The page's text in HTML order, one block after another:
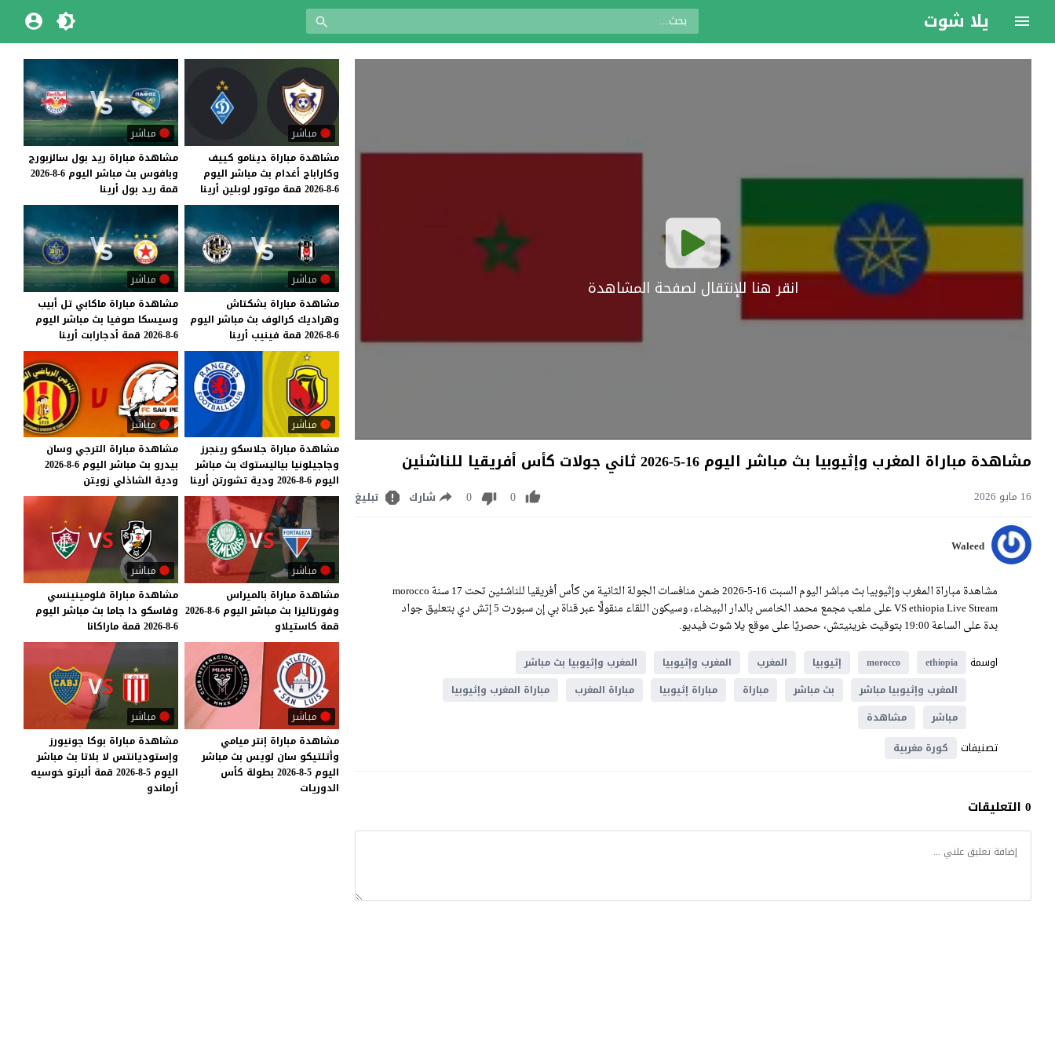
يلا شوت
انقر هنا للإنتقال لصفحة المشاهدة
مشاهدة مباراة المغرب وإثيوبيا بث مباشر اليوم 16-5-2026 ثاني جولات كأس أفريقيا للناشئين
16 مايو 2026 0
0 شارك تبليغ
Waleed
مشاهدة مباراة المغرب وإثيوبيا بث مباشر اليوم السبت 16-5-2026 ضمن منافسات الجولة الثانية من كأس أفريقيا للناشئين تحت 17 سنة morocco
VS ethiopia Live Stream على ملعب مجمع محمد الخامس بالدار البيضاء، وسيكون اللقاء منقولًا عبر قناة بي إن سبورت 5 إتش دي بتعليق جواد
بدة على الساعة 19:00 بتوقيت غرينيتش، حصريًا على موقع يلا شوت فيديو.
اوسمة
ethiopia
morocco إثيوبيا المغرب المغرب وإثيوبيا
المغرب وإثيوبيا بث مباشر
المغرب وإثيوبيا مباشر
بث مباشر مباراة مباراة إثيوبيا مباراة المغرب
مباراة المغرب وإثيوبيا
مباشر
مشاهدة
تصنيفات كورة مغربية
0 التعليقات
مباشر
مشاهدة مباراة دينامو كييف
وكاراباج أغدام بث مباشر اليوم
6-8-2026
قمة موتور لوبلين أرينا
مباشر
مشاهدة مباراة ريد بول سالزبورج
وبافوس بث مباشر اليوم 6-8-2026
قمة ريد بول أرينا
مباشر
مشاهدة مباراة بشكتاش
وهراديك كرالوف بث مباشر اليوم
6-8-2026
قمة فينيب أرينا
مباشر
مشاهدة مباراة ماكابي تل أبيب
وسيسكا صوفيا بث مباشر اليوم
6-8-2026
قمة أدجارابت أرينا
مباشر
مشاهدة مباراة جلاسكو رينجرز
وجاجيلونيا بياليستوك بث مباشر
اليوم 6-8-2026 ودية تشورتن أرينا
مباشر
مشاهدة مباراة الترجي وسان
بيدرو بث مباشر اليوم 6-8-2026
ودية الشاذلي زويتن
مباشر
مشاهدة مباراة بالميراس
وفورتاليزا بث مباشر اليوم 6-8-2026
قمة كاستيلاو
مباشر
مشاهدة مباراة فلومينينسي
وفاسكو دا جاما بث مباشر اليوم
6-8-2026
قمة ماراكانا
مباشر
مشاهدة مباراة إنتر ميامي
وأتلتيكو سان لويس بث مباشر
اليوم 5-8-2026 بطولة كأس
الدوريات
مباشر
مشاهدة مباراة بوكا جونيورز
وإستوديانتس لا بلاتا بث مباشر
اليوم 5-8-2026 قمة ألبرتو خوسيه
أرماندو